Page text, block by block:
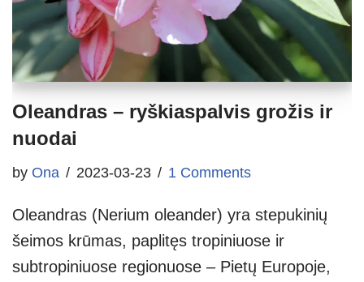
Oleandras – ryškiaspalvis grožis ir
nuodai
by Ona 2023-03-23 1 Comments
Oleandras (Nerium oleander) yra stepukinių
šeimos krūmas, paplitęs tropiniuose ir
subtropiniuose regionuose – Pietų Europoje,